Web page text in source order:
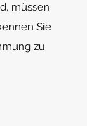
müssen
Sie
zu